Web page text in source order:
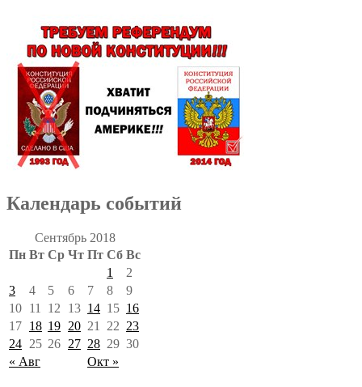
Календарь событий
Сентябрь 2018
Пн Вт Ср Чт Пт Сб Вс
« Авг Окт »
1
2
3
4 5 6 7 8
9
10 11 12 13 14 15 16
17 18 19 20 21 22 23
24 25 26 27 28 29 30